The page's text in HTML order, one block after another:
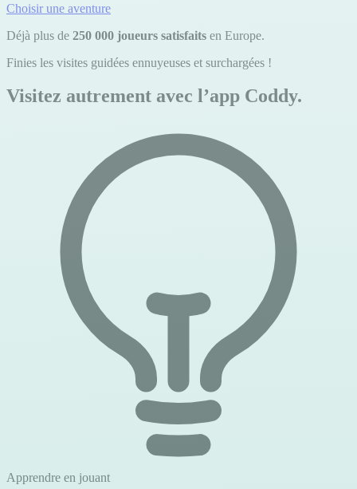
Choisir une aventure
Déjà plus de 250 000 joueurs satisfaits en Europe.
Finies les visites guidées ennuyeuses et surchargées !
Visitez autrement avec l’app Coddy.
Apprendre en jouant